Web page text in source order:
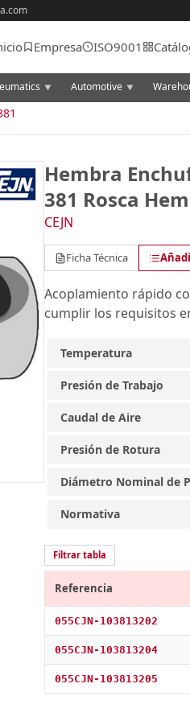
Empresa ISO9001
▼ Automotive ▼
Hembra
381 Rosca
CEJN
Ficha Técnica
Acoplamiento rápido
cumplir los requisitos
Temperatura
Presión de Trabajo
Caudal de Aire
Presión de Rotura
Diámetro Nominal de
Normativa
Filtrar tabla
Referencia
055CJN-103813202
055CJN-103813204
055CJN-103813205